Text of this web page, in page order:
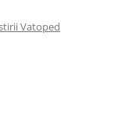
Vatoped